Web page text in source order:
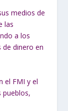
medios de
las
a los
dinero en
el FMI y el
pueblos,